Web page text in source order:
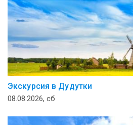
Экскурсия в Дудутки
08.08.2026, сб